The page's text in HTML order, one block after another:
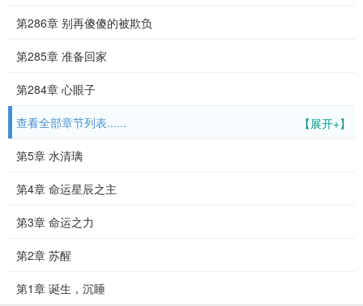
第286章 别再傻傻的被欺负
第285章 准备回家
第284章 心眼子
【展开+】
查看全部章节列表......
第5章 水清璃
第4章 命运星辰之主
第3章 命运之力
第2章 苏醒
第1章 诞生，沉睡